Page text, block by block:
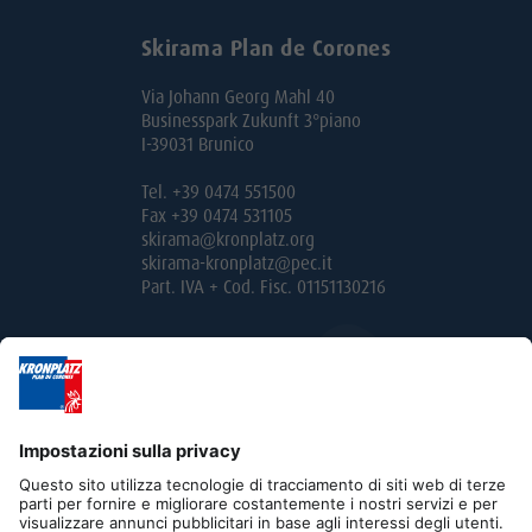
Skirama Plan de Corones
Via Johann Georg Mahl 40
Businesspark Zukunft 3°piano
I-39031 Brunico
Tel. +39 0474 551500
Fax +39 0474 531105
skirama@kronplatz.org
skirama-kronplatz@pec.it
Part. IVA + Cod. Fisc. 01151130216